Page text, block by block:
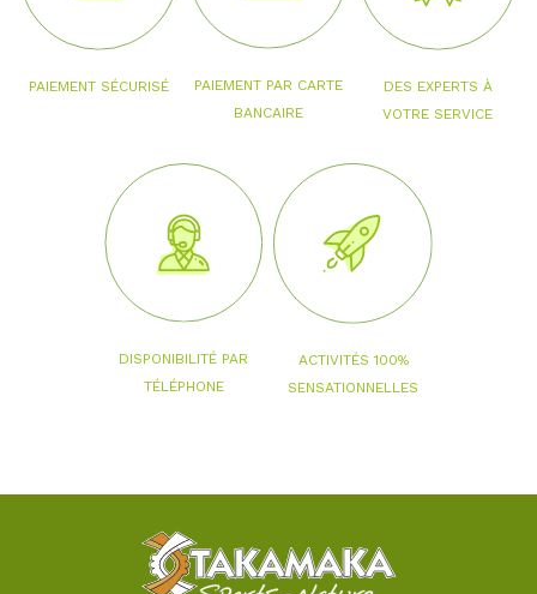
PAIEMENT SÉCURISÉ
PAIEMENT PAR CARTE
BANCAIRE
DES EXPERTS À
VOTRE SERVICE
DISPONIBILITÉ PAR
TÉLÉPHONE
ACTIVITÉS 100%
SENSATIONNELLES